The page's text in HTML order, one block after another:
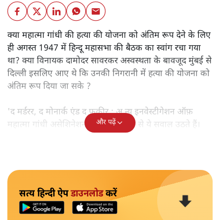
क्या महात्मा गांधी की हत्या की योजना को अंतिम रूप देने के लिए
ही अगस्त 1947 में हिन्दू महासभा की बैठक का स्वांग रचा गया
था? क्या विनायक दामोदर सावरकर अस्वस्थता के बावजूद मुंबई से
दिल्ली इसलिए आए थे कि उनकी निगरानी में हत्या की योजना को
अंतिम रूप दिया जा सके ?
'द मर्डरर, द मोनार्क एंड द फ़कीर : अ न्यू इनवेस्टीगेशन ऑफ़
महात्मा गांधी असेशिनेशन' नामक किताब से ये सवाल उठते हैं।
और पढ़ें
सत्य हिन्दी ऐपडाउनलोडकरें